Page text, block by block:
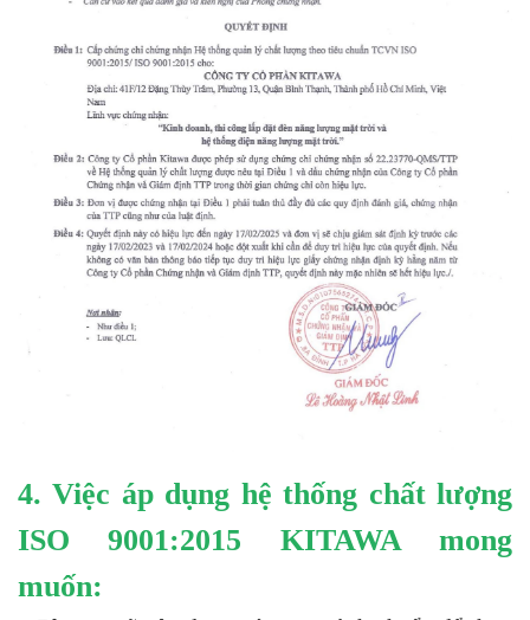
4. Việc áp dụng hệ thống chất lượng
ISO 9001:2015 KITAWA mong
muốn: